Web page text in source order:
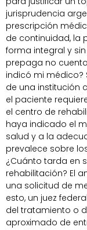
jurisprudencia
prescripción
de continuidad, la
forma integral y
prepaga no
indicó mi médico?
de una institución
el paciente
el centro de
haya indicado el
salud y a la
prevalece sobre
¿Cuánto tarda en
rehabilitación? El
una solicitud de
esto, un juez
del tratamiento o
aproximado de